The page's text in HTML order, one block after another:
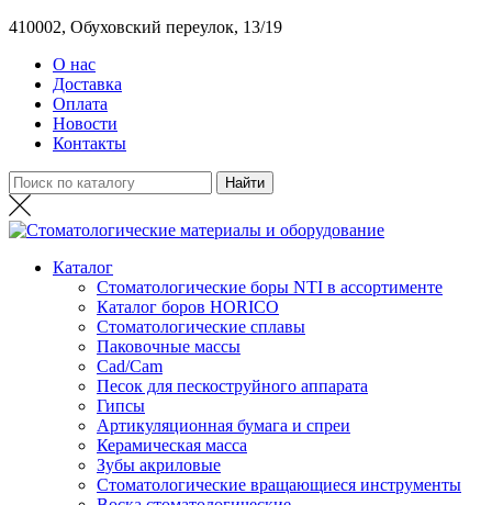
410002, Обуховский переулок, 13/19
О нас
Доставка
Оплата
Новости
Контакты
Каталог
Стоматологические боры NTI в ассортименте
Каталог боров HORICO
Стоматологические сплавы
Паковочные массы
Сad/Сam
Песок для пескоструйного аппарата
Гипсы
Артикуляционная бумага и спреи
Керамическая масса
Зубы акриловые
Стоматологические вращающиеся инструменты